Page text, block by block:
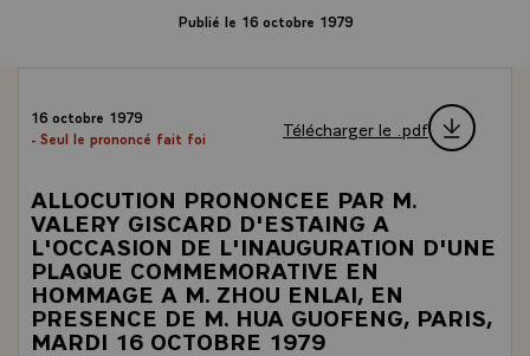
Publié le 16 octobre 1979
16 octobre 1979
- Seul le prononcé fait foi
Télécharger le .pdf
ALLOCUTION PRONONCEE PAR M.
VALERY GISCARD D'ESTAING A
L'OCCASION DE L'INAUGURATION D'UNE
PLAQUE COMMEMORATIVE EN
HOMMAGE A M. ZHOU ENLAI, EN
PRESENCE DE M. HUA GUOFENG, PARIS,
MARDI 16 OCTOBRE 1979